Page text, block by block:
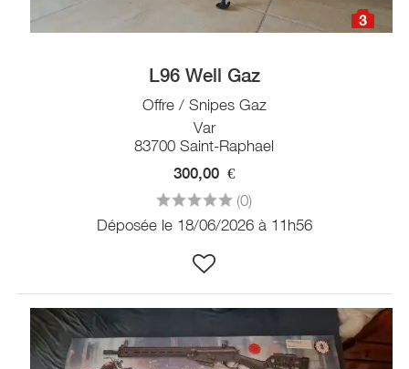
3
L96 Well Gaz
Offre / Snipes Gaz
Var
83700 Saint-Raphael
300,00 €
(0)
Déposée le 18/06/2026 à 11h56